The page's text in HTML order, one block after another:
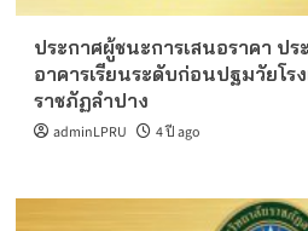
ประกาศผู้ชนะการเสนอราคา ปร
อาคารเรียนระดับก่อนปฐมวัยโร
ราชภัฏลำปาง
adminLPRU 4 ปี ago